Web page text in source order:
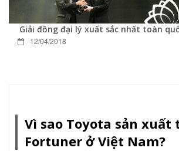
Giải đồng đại lý xuất sắc nhất toàn
12/04/2018
Vì sao Toyota sản xuất
Fortuner ở Việt Nam?